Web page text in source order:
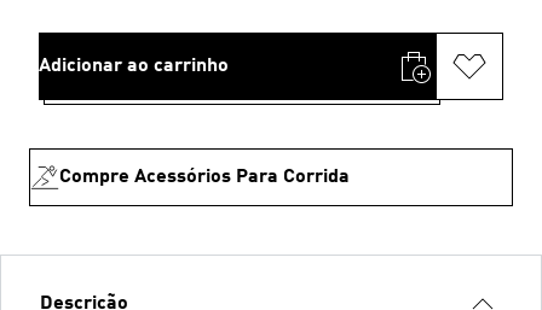
Adicionar ao carrinho
Compre Acessórios Para Corrida
Descrição